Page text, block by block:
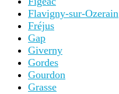
Flavigny-sur-Ozerain
Fréjus
Gap
Giverny
Gordes
Gourdon
Grasse